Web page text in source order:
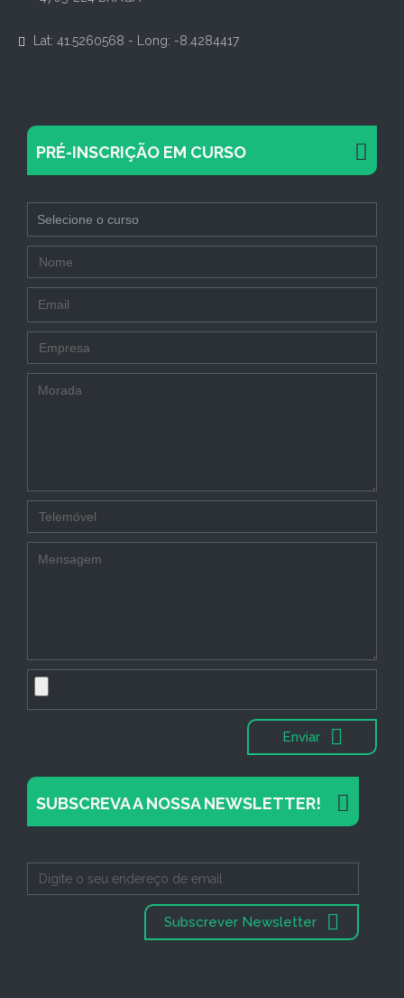
Lat: 41.5260568 - Long: -8.4284417
PRÉ-INSCRIÇÃO EM CURSO
Enviar
SUBSCREVA A NOSSA NEWSLETTER!
Subscrever Newsletter